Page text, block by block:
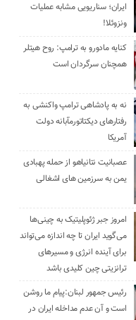
ایران؛ سناریویی مشابه عملیات
ونزوئلا!
کنایه مادورو به ترامپ: روح هیتلر
همچنان سرگردان است
نه به پادشاهی ترامپ واکنشی به
رفتارهای دیکتاتورمآبانه دولت
آمریکا
عصبانیت نتانیاهو از حمله پهبادی
یمن به سرزمین های اشغالی
امروز جبر ژئوپلیتیک به چینی‌ها
می‌گوید ایران تا چه اندازه می‌تواند
برای آینده انرژی و مسیرهای
ترانزیتی چین کلیدی باشد
رئیس جمهور لبنان:پیام ما روشن
است و آن عدم مداخله ایران در